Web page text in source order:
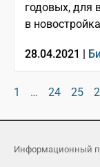
годовых, для
в
28.04.2021 |
1 … 24 25
Информационный